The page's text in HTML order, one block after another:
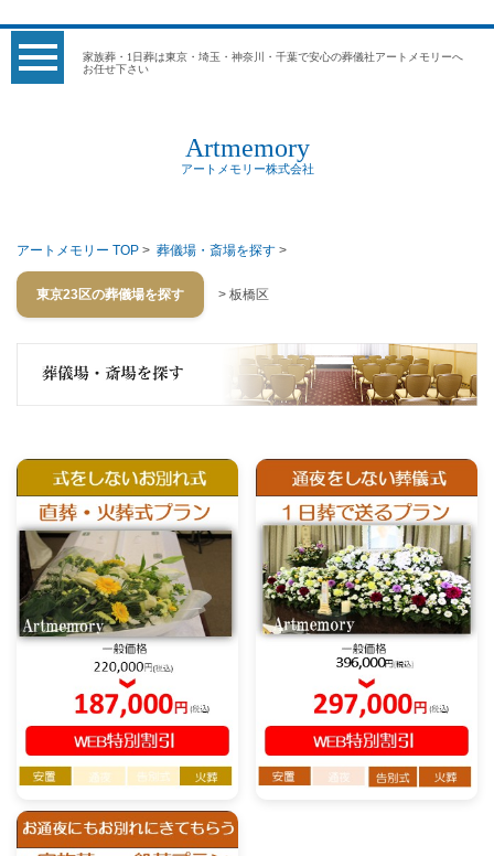
家族葬・1日葬は東京・埼玉・神奈川・千葉で安心の葬儀社アートメモリーへ
お任せ下さい
Artmemory
アートメモリー株式会社
アートメモリー TOP > 葬儀場・斎場を探す >
東京23区の葬儀場を探す > 板橋区